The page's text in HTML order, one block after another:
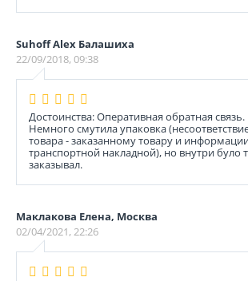
Suhoff Alex Балашиха
22/09/2018, 09:38
Достоинства: Оперативная обратная связь.
Немного смутила упаковка
товара - заказанному товару и
транспортной накладной), но внутри було
заказывал.
Маклакова Елена, Москва
02/04/2021, 22:26